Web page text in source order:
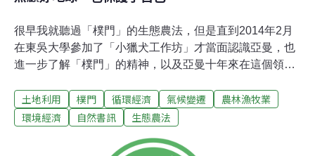
很早我就聽過「樸門」的生態農法，但是直到2014年2月
在東吳大學參加了「小獵犬工作坊」才當面認識亞曼，也
進一步了解「樸門」的精神，以及亞曼十年來在這個領域
我十分的欣賞與佩服。我們都知道全球氣候正在暖化，環
境也在快速的惡化；我們也知道這是工業革命後沒有節制
是我們卻沒有料到因全球暖化及環境惡化所帶來的後患，
土地利用 樸門 循環經濟 氣候變遷
農林漁牧業
環境經濟
自然書訊 生態農法